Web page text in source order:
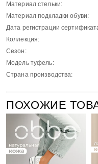
Материал стельки:
Материал подкладки обуви:
Дата регистрации
Коллекция:
Сезон:
Модель туфель:
Страна производства:
ПОХОЖИЕ